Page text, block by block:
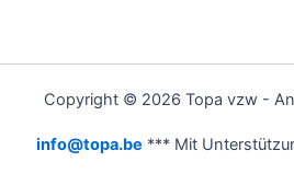
Copyright © 2026 Topa vzw -
info@topa.be *** Mit